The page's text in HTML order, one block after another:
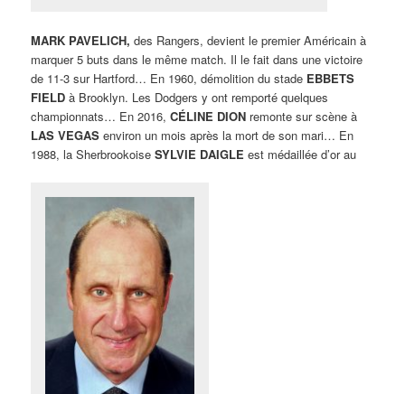
MARK PAVELICH, des Rangers, devient le premier Américain à
marquer 5 buts dans le même match. Il le fait dans une victoire
de 11-3 sur Hartford… En 1960, démolition du stade EBBETS
FIELD à Brooklyn. Les Dodgers y ont remporté quelques
championnats… En 2016,CÉLINE DION remonte sur scène à
LAS VEGAS environ un mois après la mort de son mari… En
1988, la SherbrookoiseSYLVIE DAIGLE est médaillée d’or au